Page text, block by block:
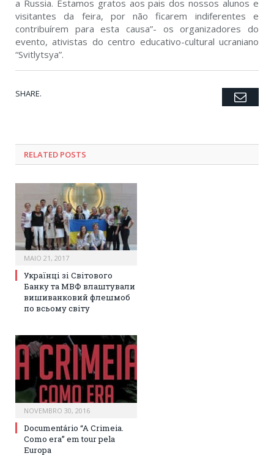
a Russia. Estamos gratos aos pais dos nossos alunos e
visitantes da feira, por não ficarem indiferentes e
contribuírem para esta causa”- os organizadores do
evento, ativistas do centro educativo-cultural ucraniano
“Svitlytsya”.
SHARE. Twitter
Facebook
Google+
Pinterest
LinkedIn
Tumblr
RELATED POSTS
MAIO 21, 2017
Українці зі Світового
Банку та МВФ влаштували
вишиванковий флешмоб
по всьому світу
NOVEMBRO 30, 2016
Documentário “A Crimeia.
Como era” em tour pela
Europa